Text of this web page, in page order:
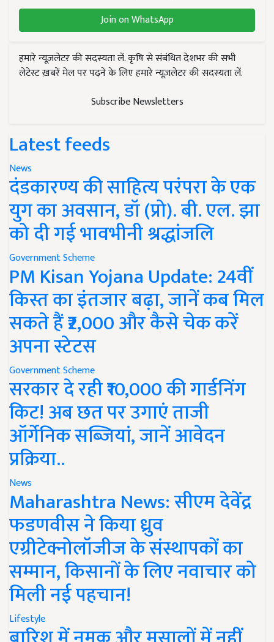
Join on WhatsApp
हमारे न्यूज़लेटर की सदस्यता लें. कृषि से संबंधित देशभर की सभी
लेटेस्ट ख़बरें मेल पर पढ़ने के लिए हमारे न्यूज़लेटर की सदस्यता लें.
Subscribe Newsletters
Latest feeds
News
दंडकारण्य की साहित्य परंपरा के एक
युग का अवसान, डॉ (प्रो). बी. एल. झा
को दी गई भावभीनी श्रद्धांजलि
Government Scheme
PM Kisan Yojana Update: 24वीं
किस्त का इंतजार बढ़ा, जानें कब मिल
सकते हैं ₹2,000 और कैसे चेक करें
अपना स्टेटस
Government Scheme
सरकार दे रही ₹10,000 की गार्डनिंग
किट! अब छत पर उगाएं ताजी
ऑर्गेनिक सब्जियां, जानें आवेदन
प्रक्रिया..
News
Maharashtra News: सीएम देवेंद्र
फडणवीस ने किया ध्रुव
एग्रीटेक्नोलॉजीज के संस्थापकों का
सम्मान, किसानों के लिए नवाचार को
मिली नई पहचान!
Lifestyle